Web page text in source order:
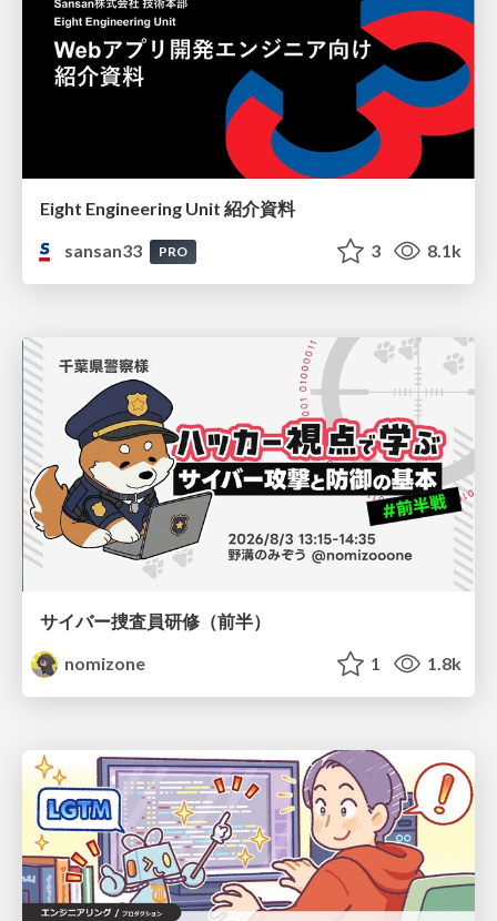
Eight Engineering Unit 紹介資料
sansan33
PRO 3 8.1k
サイバー捜査員研修（前半）
nomizone
1 1.8k